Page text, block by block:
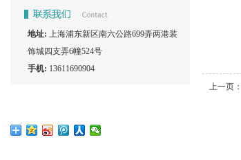
地址: 上海浦东新区南六公路699弄两港装
饰城四支弄6幢524号
手机: 13611690904
上一页：